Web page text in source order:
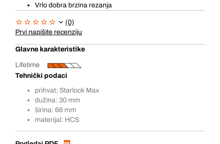
Vrlo dobra brzina rezanja
(0)
Prvi napišite recenziju
Glavne karakteristike
Lifetime
Tehnički podaci
prihvat: Starlock Max
dužina: 30 mm
širina: 66 mm
materijal: HCS